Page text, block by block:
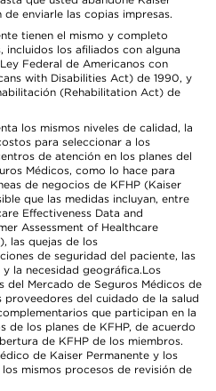
enviarle las copias impresas.
tienen el mismo y completo
los afiliados con alguna
Federal de Americanos con
with Disabilities Act) de 1990, y
(Rehabilitation Act) de
los mismos niveles de calidad, la
para seleccionar a los
de atención en los planes del
Médicos, como lo hace para
de negocios de KFHP (Kaiser
que las medidas incluyan, entre
Effectiveness Data and
Assessment of Healthcare
las quejas de los
de seguridad del paciente, las
la necesidad geográfica.Los
del Mercado de Seguros Médicos de
proveedores del cuidado de la salud
que participan en la
los planes de KFHP, de acuerdo
de KFHP de los miembros.
de Kaiser Permanente y los
mismos procesos de revisión de